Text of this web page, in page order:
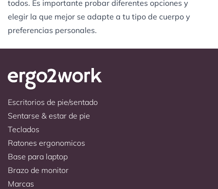
todos. Es importante probar diferentes opciones y
elegir la que mejor se adapte a tu tipo de cuerpo y
preferencias personales.
Escritorios de pie/sentado
Sentarse & estar de pie
Teclados
Ratones ergonomicos
Base para laptop
Brazo de monitor
Marcas